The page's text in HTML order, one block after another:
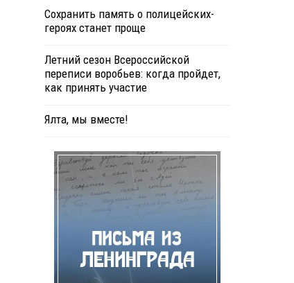
Сохранить память о полицейских-
героях станет проще
Летний сезон Всероссийской
переписи воробьев: когда пройдет,
как принять участие
Ялта, мы вместе!